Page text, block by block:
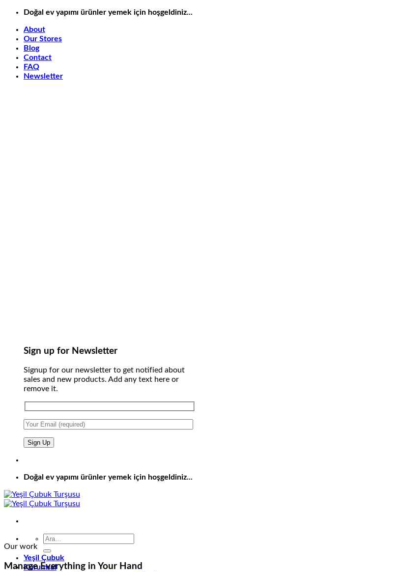
İçeriğeDoğal ev yapımı ürünler yemek için hoşgeldiniz...
About
Our Stores
Blog
Contact
FAQ
Newsletter
Sign up for Newsletter
Signup for our newsletter to get notified about
sales and new products. Add any text here or
remove it.
Doğal ev yapımı ürünler yemek için hoşgeldiniz...
Ara:
Yeşil Çubuk
Kurumsal
Our work
Manage Everything in Your Hand